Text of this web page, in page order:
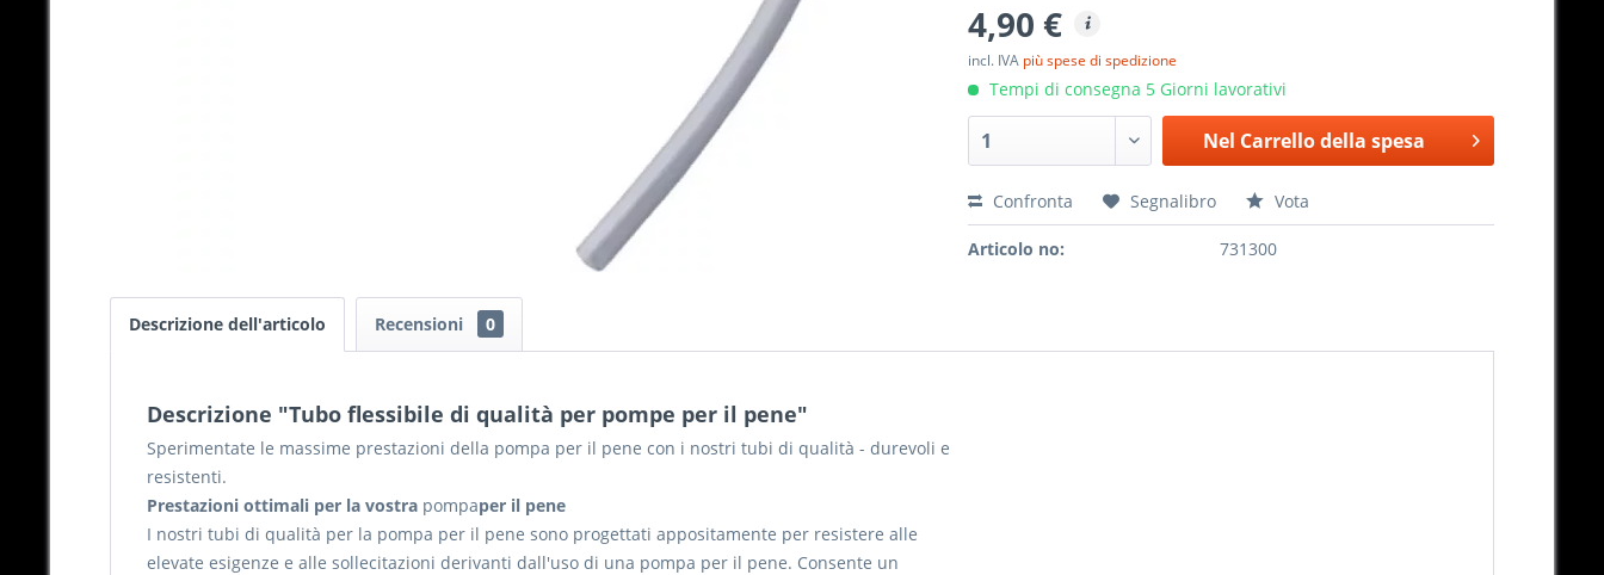
4,90 €
incl. IVA più spese di spedizione
Tempi di consegna 5 Giorni lavorativi
Nel Carrello della spesa
Confronta Segnalibro Vota
Articolo no: 731300
Descrizione dell'articolo Recensioni 0
Descrizione "Tubo flessibile di qualità per pompe per il pene"
Sperimentate le massime prestazioni della pompa per il pene con i nostri tubi di qualità - durevoli e
resistenti.
Prestazioni ottimali per la vostra pompaper il pene
I nostri tubi di qualità per la pompa per il pene sono progettati appositamente per resistere alle
elevate esigenze e alle sollecitazioni derivanti dall'uso di una pompa per il pene. Consente un